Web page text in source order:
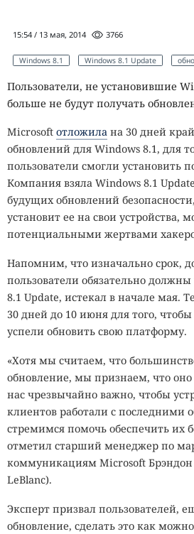
15:54 / 13 мая, 2014 3766
Windows 8.1 Windows 8.1 Update
Пользователи, не установившие
больше не будут получать
Microsoft отложила на 30 дней
обновлений для Windows 8.1, для
пользователи смогли установить
Компания взяла Windows 8.1
будущих обновлений
установит ее на свои устройства,
потенциальными жертвами
Напомним, что изначально срок,
пользователи обязательно
8.1 Update, истекал в начале мая.
30 дней до 10 июня для того, чтобы
успели обновить свою платформу.
«Хотя мы считаем, что
обновление, мы признаем, что оно
нас чрезвычайно важно, чтобы
клиентов работали с
стремимся помочь обеспечить их
отметил старший менеджер по
коммуникациям Microsoft Брэндон
LeBlanc).
Эксперт призвал пользователей,
обновление, сделать это как